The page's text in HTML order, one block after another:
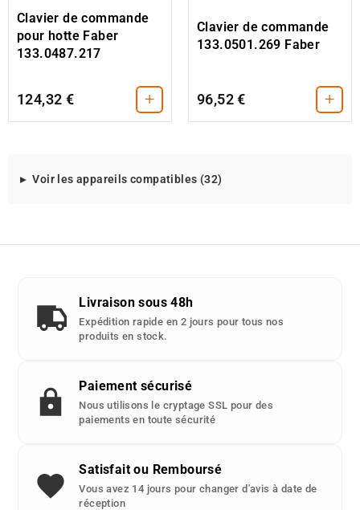
Clavier de commande
pour hotte Faber
133.0487.217
124,32 € +
Clavier de commande
133.0501.269 Faber
96,52 € +
Modeles
Voir les appareils compatibles (32)
Livraison sous 48h
Expédition rapide en 2 jours pour tous nos
produits en stock.
Paiement sécurisé
Nous utilisons le cryptage SSL pour des
paiements en toute sécurité
Satisfait ou Remboursé
Vous avez 14 jours pour changer d'avis à date de
réception